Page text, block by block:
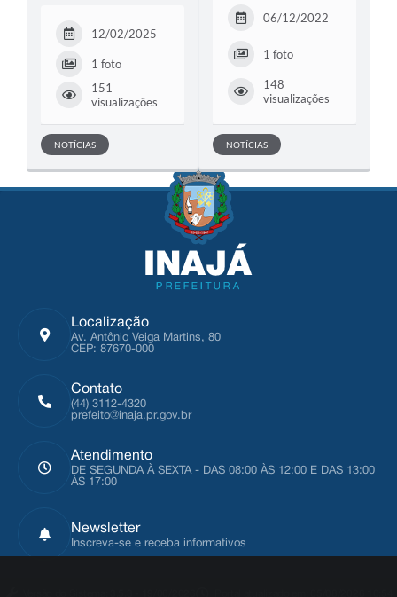
12/02/2025
1 foto
151
visualizações
NOTÍCIAS
06/12/2022
1 foto
148
visualizações
NOTÍCIAS
Localização
Av. Antônio Veiga Martins, 80
CEP: 87670-000
Contato
(44) 3112-4320
prefeito@inaja.pr.gov.br
Atendimento
DE SEGUNDA À SEXTA - DAS 08:00 ÀS 12:00 E DAS 13:00
ÀS 17:00
Newsletter
Inscreva-se e receba informativos